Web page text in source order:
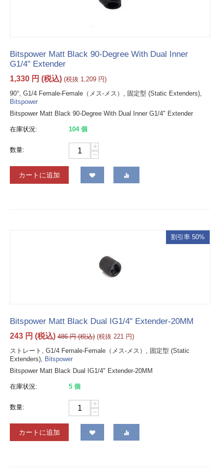
Bitspower Matt Black 90-Degree With Dual Inner
G1/4" Extender
1,330 円 (税込) (税抜 1,209 円)
90°, G1/4 Female-Female（メス-メス）, 固定型 (Static Extenders),
Bitspower
Bitspower Matt Black 90-Degree With Dual Inner G1/4" Extender
在庫状況: 104 個
数量:
+
−
カートに追加
割引率 50%
Bitspower Matt Black Dual IG1/4" Extender-20MM
243 円 (税込) 486 円(税込) (税抜 221 円)
ストレート, G1/4 Female-Female（メス-メス）, 固定型 (Static
Extenders), Bitspower
Bitspower Matt Black Dual IG1/4" Extender-20MM
在庫状況: 5 個
数量:
+
−
カートに追加